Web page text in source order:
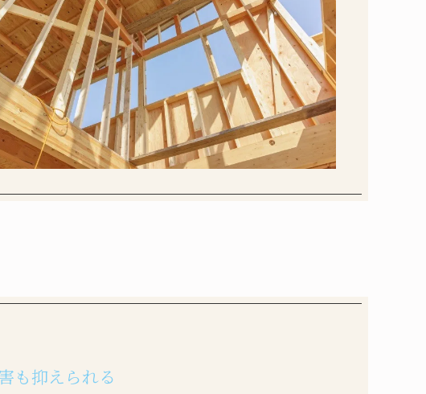
も抑えられる